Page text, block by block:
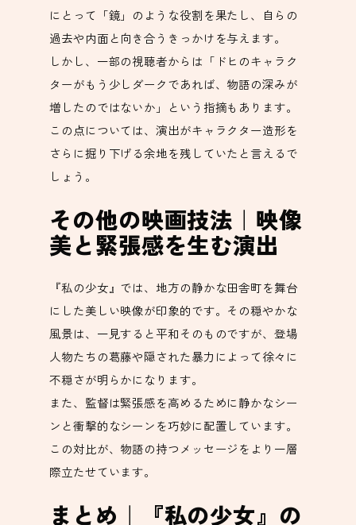
にとって「鏡」のような役割を果たし、自らの
過去や内面と向き合うきっかけを与えます。
しかし、一部の視聴者からは「ドヒのキャラク
ターがもう少しダークであれば、物語の深みが
増したのではないか」という指摘もあります。
この点については、演出がキャラクター造形を
さらに掘り下げる余地を残していたと言えるで
しょう。
その他の映画技法｜映像
美と緊張感を生む演出
『私の少女』では、地方の静かな田舎町を舞台
にした美しい映像が印象的です。その穏やかな
風景は、一見すると平和そのものですが、登場
人物たちの葛藤や隠された暴力によって徐々に
不穏さが明らかになります。
また、監督は緊張感を高めるために静かなシー
ンと衝撃的なシーンを巧妙に配置しています。
この対比が、物語の持つメッセージをより一層
際立たせています。
まとめ｜『私の少女』の